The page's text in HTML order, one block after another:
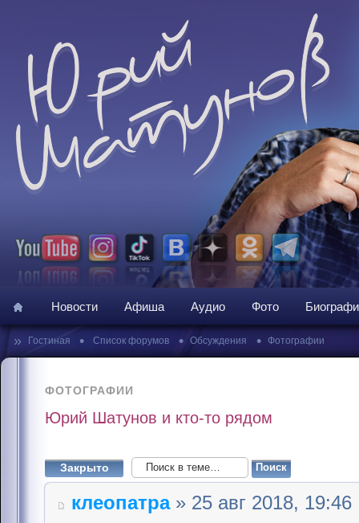
Новости Афиша Аудио Фото
» Гостиная • Список форумов • Обсуждения • Фотографии
ФОТОГРАФИИ
Юрий Шатунов и кто-то рядом
Закрыто
клеопатра» 25 авг 2018, 19:46